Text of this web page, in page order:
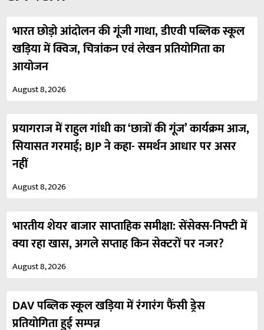
भारत छोड़ो आंदोलन की गूंजी गाथा, डीएवी पब्लिक स्कूल
खड़िया में क्विज, चित्रांकन एवं लेखन प्रतियोगिता का
आयोजन
August 8, 2026
प्रयागराज में राहुल गांधी का ‘छात्रों की गूंज’ कार्यक्रम आज,
सियासत गरमाई; BJP ने कहा- समर्थन आधार पर असर
नहीं
August 8, 2026
भारतीय शेयर बाजार साप्ताहिक समीक्षा: सेंसेक्स-निफ्टी में
क्या रहा खास, अगले सप्ताह किन सेक्टरों पर नजर?
August 8, 2026
DAV पब्लिक स्कूल खड़िया में रंगारंग फैंसी ड्रेस
प्रतियोगिता हुई सम्पन्न